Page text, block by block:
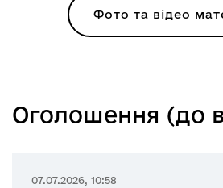
Фото та відео
Оголошення (до
07.07.2026, 10:58